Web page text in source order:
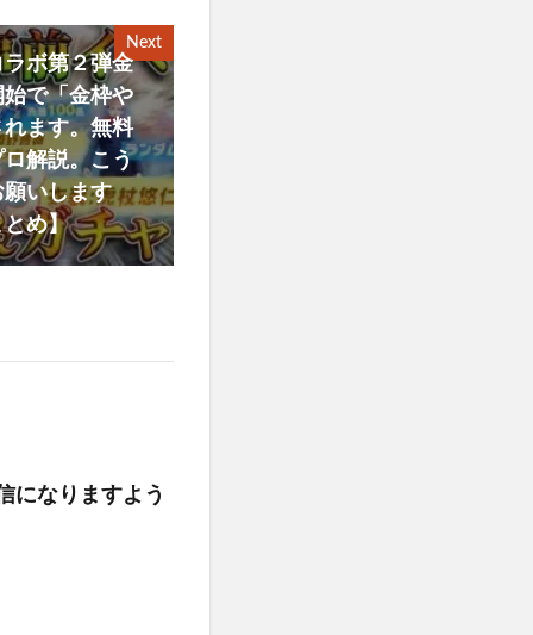
Next
ボ第２弾金
で「金枠や
ます。無料
解説。こう
いします
とめ】
になりますよう